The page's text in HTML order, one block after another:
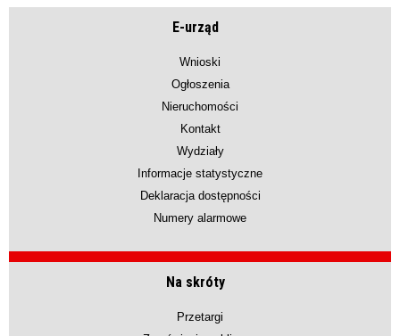
E-urząd
Wnioski
Ogłoszenia
Nieruchomości
Kontakt
Wydziały
Informacje statystyczne
Deklaracja dostępności
Numery alarmowe
Na skróty
Przetargi